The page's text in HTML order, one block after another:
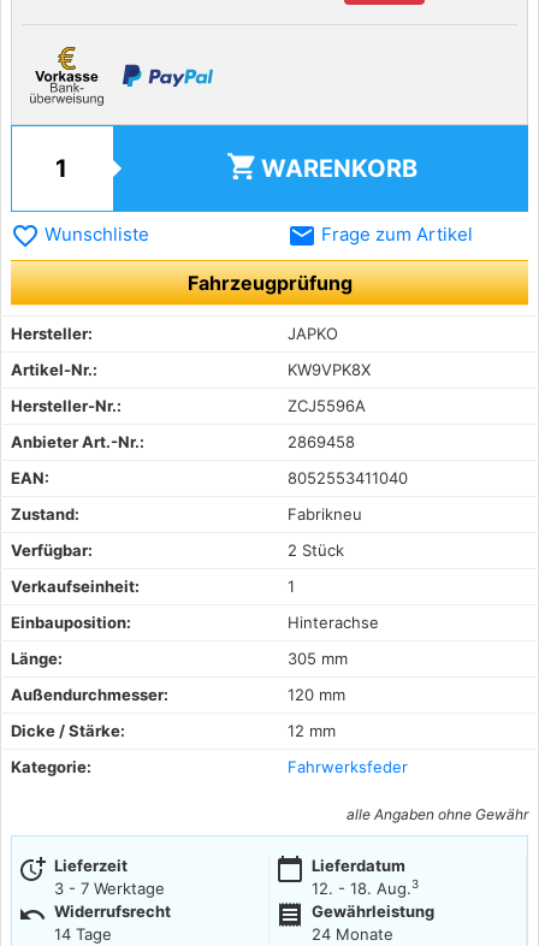
shopping_cart WARENKORB
favorite_border Wunschliste email Frage zum Artikel
Fahrzeugprüfung
Hersteller:
JAPKO
Artikel-Nr.:
KW9VPK8X
Hersteller-Nr.:
ZCJ5596A
Anbieter Art.-Nr.:
2869458
EAN:
8052553411040
Zustand:
Fabrikneu
Verfügbar:
2 Stück
Verkaufseinheit:
1
Einbauposition:
Hinterachse
Länge:
305 mm
Außendurchmesser:
120 mm
Dicke / Stärke:
12 mm
Kategorie:
Fahrwerksfeder
alle Angaben ohne Gewähr
more_time Lieferzeit
3 - 7 Werktage
calendar_today Lieferdatum
12. - 18. Aug.3
undo Widerrufsrecht
14 Tage
receipt
Gewährleistung
24 Monate